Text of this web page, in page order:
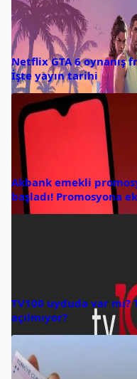
Netflix GTA 6 oynanış
İşte yayın tarihi
Akbank emekli
başladı! Promosyona
TV100 uyduda var mı?
açılmıyor?